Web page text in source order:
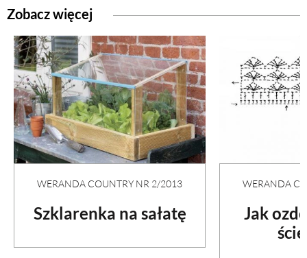
Zobacz więcej
WERANDA COUNTRY NR 2/2013
Szklarenka na sałatę
WERANDA
Jak